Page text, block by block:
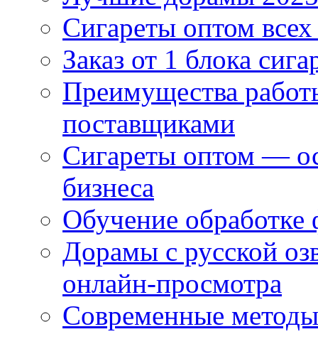
Сигареты оптом
Заказ от 1 блока
Преимущества
поставщиками
Сигареты оптом —
бизнеса
Обучение
Дорамы с русской
онлайн-просмотра
Современные